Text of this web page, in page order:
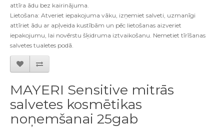
attīra ādu bez kairinājuma.
Lietošana: Atveriet iepakojuma vāku, izņemiet salveti, uzmanīgi
attīriet ādu ar apļveida kustībām un pēc lietošanas aizveriet
iepakojumu, lai novērstu šķidruma iztvaikošanu. Nemetiet tīrīšanas
salvetes tualetes podā.
MAYERI Sensitive mitrās
salvetes kosmētikas
noņemšanai 25gab